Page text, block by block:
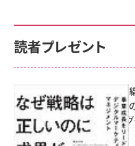
読者プレゼント
成果を生む
があがらない
マーケティン
10:00